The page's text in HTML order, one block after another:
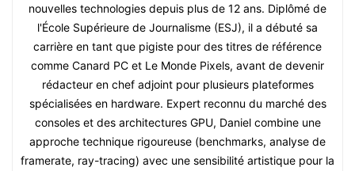
nouvelles technologies depuis plus de 12 ans. Diplômé de
l'École Supérieure de Journalisme (ESJ), il a débuté sa
carrière en tant que pigiste pour des titres de référence
comme Canard PC et Le Monde Pixels, avant de devenir
rédacteur en chef adjoint pour plusieurs plateformes
spécialisées en hardware. Expert reconnu du marché des
consoles et des architectures GPU, Daniel combine une
approche technique rigoureuse (benchmarks, analyse de
framerate, ray-tracing) avec une sensibilité artistique pour la